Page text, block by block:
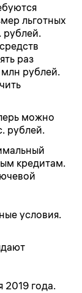
льготных
рублей.
раз
рублей.
можно
рублей.
кредитам.
условия.
2019 года.